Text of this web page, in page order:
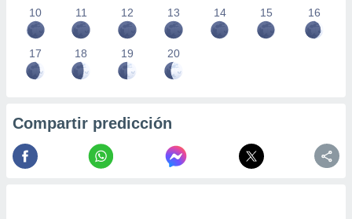
10 11 12 13 14 15 16
17 18 19 20
Compartir predicción